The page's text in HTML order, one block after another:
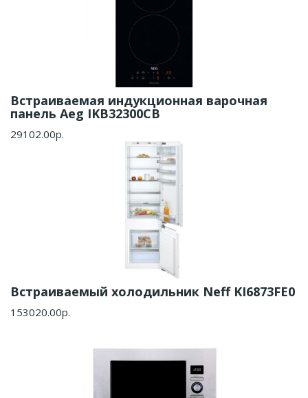
Встраиваемая индукционная варочная
панель Aeg IKB32300CB
29102.00р.
Встраиваемый холодильник Neff KI6873FE0
153020.00р.